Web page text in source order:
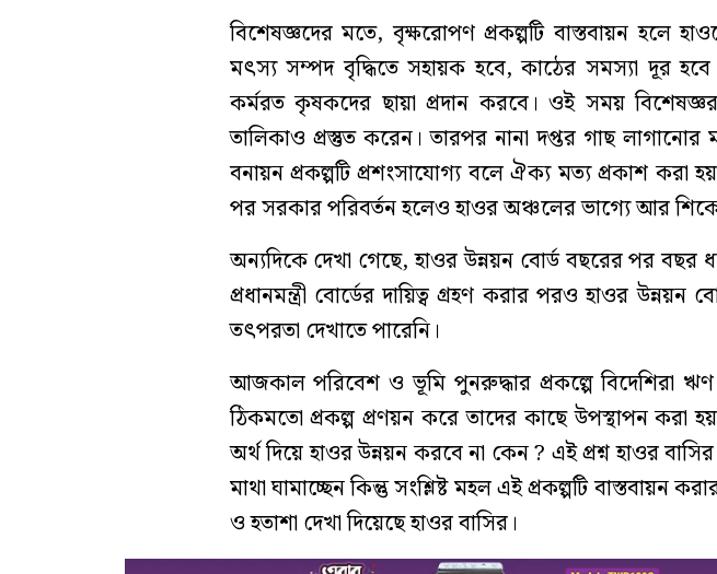
বিশেষজ্ঞদের মতে, বৃক্ষরোপণ প্রকল্পটি বাস্তবায়ন হলে
মৎস্য সম্পদ বৃদ্ধিতে সহায়ক হবে, কাঠের সমস্যা দূর
কর্মরত কৃষকদের ছায়া প্রদান করবে। ওই সময়
তালিকাও প্রস্তুত করেন। তারপর নানা দপ্তর গাছ লাগানোর
বনায়ন প্রকল্পটি প্রশংসাযোগ্য বলে ঐক্য মত্য প্রকাশ করা
পর সরকার পরিবর্তন হলেও হাওর অঞ্চলের ভাগ্যে আর
অন্যদিকে দেখা গেছে, হাওর উন্নয়ন বোর্ড বছরের পর বছর
প্রধানমন্ত্রী বোর্ডের দায়িত্ব গ্রহণ করার পরও হাওর
তৎপরতা দেখাতে পারেনি।
আজকাল পরিবেশ ও ভূমি পুনরুদ্ধার প্রকল্পে বিদেশিরা ঋণ
ঠিকমতো প্রকল্প প্রণয়ন করে তাদের কাছে উপস্থাপন করা
অর্থ দিয়ে হাওর উন্নয়ন করবে না কেন ? এই প্রশ্ন হাওর
মাথা ঘামাচ্ছেন কিন্তু সংশ্লিষ্ট মহল এই প্রকল্পটি বাস্তবায়ন
ও হতাশা দেখা দিয়েছে হাওর বাসির।